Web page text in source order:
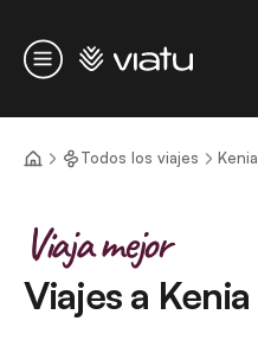
Menú
Página de inicio
Todos los viajes Kenia
Viajes a Kenia
Viaja mejor